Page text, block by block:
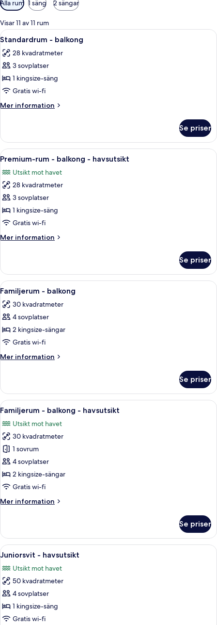
filter
för
rum
Alla rum 1 säng 2 sängar
Visar 11 av 11 rum
Öppna
alla
foton
för
Standardrum
-
balkong
Ett hotellrum med en stor säng, två
6
Standardrum - balkong
28 kvadratmeter
3 sovplatser
1 kingsize-säng
Gratis wi-fi
Mer information
Mer
-
balkong
Se priser
Öppna
alla
foton
för
Premium-
rum
-
-
Ett hotellrum med en stor säng, ett
12
Premium-rum - balkong - havsutsikt
Utsikt mot havet
28 kvadratmeter
3 sovplatser
1 kingsize-säng
Gratis wi-fi
Mer information
Mer
rum
balkong
havsutsikt
Se priser
Öppna
alla
foton
för
Familjerum
-
balkong
Ett hotellrum med två sängar, ett
3
Familjerum - balkong
30 kvadratmeter
4 sovplatser
2 kingsize-sängar
Gratis wi-fi
Mer information
Mer
-
balkong
Se priser
Öppna
alla
foton
för
Familjerum
-
balkong
-
Ett hotellrum med en stor säng, en
8
Familjerum - balkong - havsutsikt
Utsikt mot havet
30 kvadratmeter
1 sovrum
4 sovplatser
2 kingsize-sängar
Gratis wi-fi
Mer information
Mer
-
balkong
-
Se priser
Öppna
alla
foton
för
Juniorsvit
-
havsutsikt
Ett hotellrum med en stor säng, ett
6
Juniorsvit - havsutsikt
Utsikt mot havet
50 kvadratmeter
4 sovplatser
1 kingsize-säng
Gratis wi-fi